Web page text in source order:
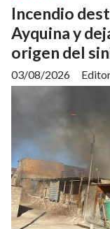
Incendio
Ayquina y
origen del
03/08/2026